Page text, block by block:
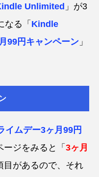
Unlimited 」が3
なる「 Kindle
99円キャンペーン 」
ムデー3ヶ月99円
ージをみると「 3ヶ月
目があるので、それ